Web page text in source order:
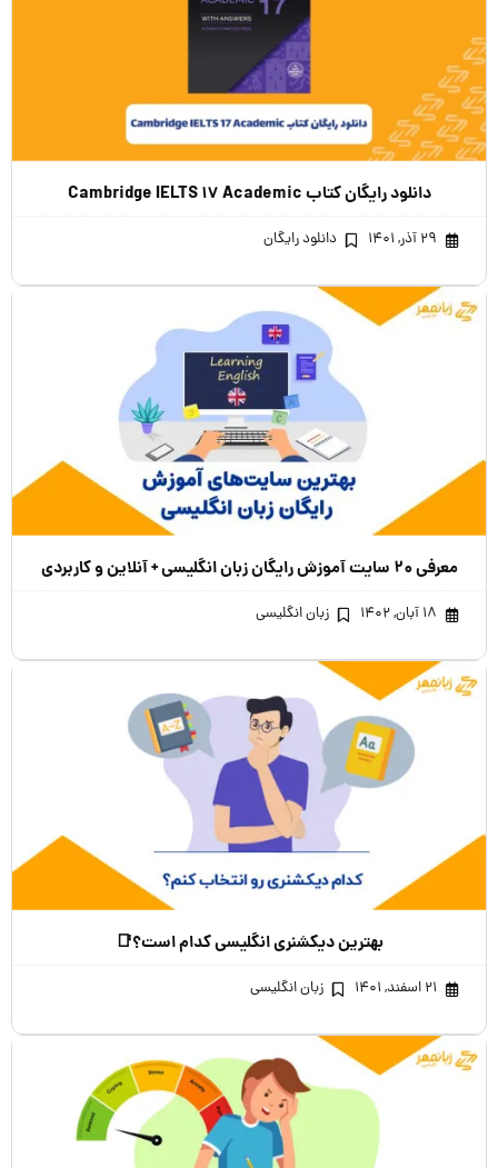
دانلود رایگان کتاب Cambridge IELTS ۱۷ Academic
۲۹ آذر, ۱۴۰۱ دانلود رایگان
معرفی ۲۰ سایت آموزش رایگان زبان انگلیسی + آنلاین و کاربردی
۱۸ آبان, ۱۴۰۲ زبان انگلیسی
بهترین دیکشنری انگلیسی کدام است؟📑
۲۱ اسفند, ۱۴۰۱ زبان انگلیسی